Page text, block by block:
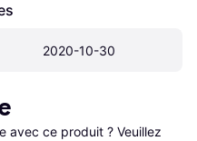
2020-10-30
avec ce produit ? Veuillez